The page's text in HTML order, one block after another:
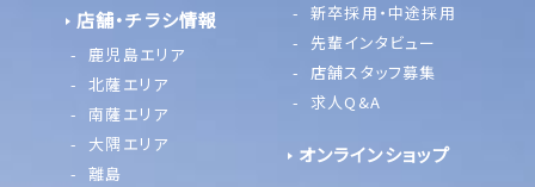
店舗・チラシ情報
鹿児島エリア
北薩エリア
南薩エリア
大隅エリア
離島
新卒採用・中途採用
先輩インタビュー
店舗スタッフ募集
求人Q&A
オンラインショップ